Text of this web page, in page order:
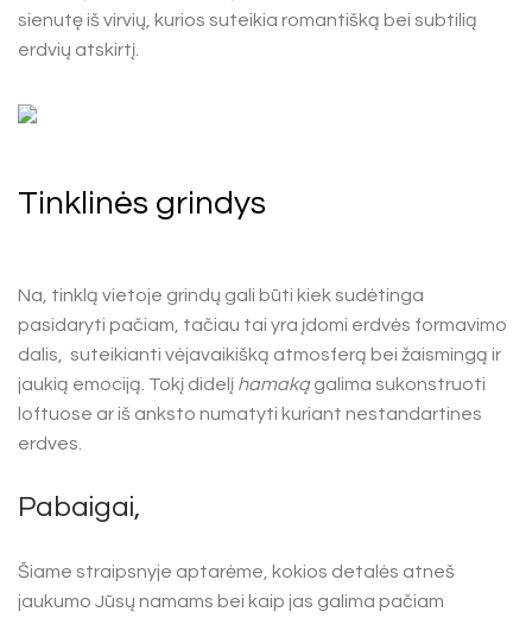
sienutę iš virvių, kurios suteikia romantišką bei subtilią
erdvių atskirtį.
Tinklinės grindys
Na, tinklą vietoje grindų gali būti kiek sudėtinga
pasidaryti pačiam, tačiau tai yra įdomi erdvės formavimo
dalis, suteikianti vėjavaikišką atmosferą bei žaismingą ir
jaukią emociją. Tokį didelį hamakągalima sukonstruoti
loftuose ar iš anksto numatyti kuriant nestandartines
erdves.
Pabaigai,
Šiame straipsnyje aptarėme, kokios detalės atneš
jaukumo Jūsų namams bei kaip jas galima pačiam